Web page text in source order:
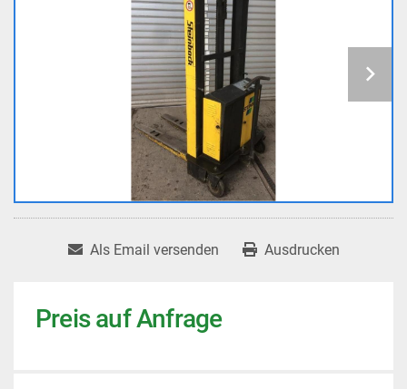
Als Email versenden Ausdrucken
Preis auf Anfrage